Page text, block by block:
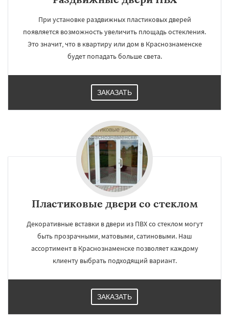
При установке раздвижных пластиковых дверей
появляется возможность увеличить площадь остекления.
Это значит, что в квартиру или дом в Краснознаменске
будет попадать больше света.
ЗАКАЗАТЬ
Пластиковые двери со стеклом
Декоративные вставки в двери из ПВХ со стеклом могут
быть прозрачными, матовыми, сатиновыми. Наш
ассортимент в Краснознаменске позволяет каждому
клиенту выбрать подходящий вариант.
ЗАКАЗАТЬ